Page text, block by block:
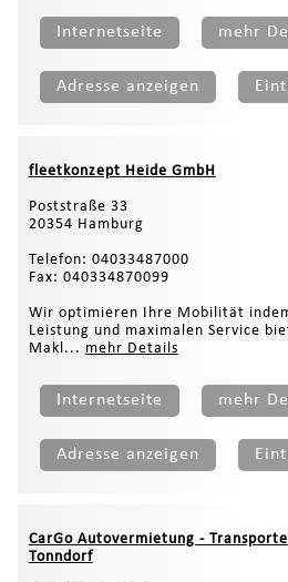
Internetseite mehr
Adresse anzeigen
fleetkonzept Heide GmbH
Poststraße 33
20354 Hamburg
Telefon: 04033487000
Fax: 040334870099
Wir optimieren Ihre Mobilität
Leistung und maximalen Service
Makl... mehr Details
Internetseite mehr
Adresse anzeigen
CarGo Autovermietung -
Tonndorf